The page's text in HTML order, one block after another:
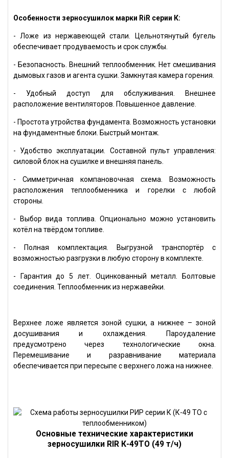
Особенности зерносушилок марки RiR серии К:
- Ложе из нержавеющей стали. Цельнотянутый бугель
обеспечивает продуваемость и срок службы.
- Безопасность. Внешний теплообменник. Нет смешивания
дымовых газов и агента сушки. Замкнутая камера горения.
- Удобный доступ для обслуживания. Внешнее
расположение вентиляторов. Повышенное давление.
- Простота утройства фундамента. Возможность установки
на фундаментные блоки. Быстрый монтаж.
- Удобство эксплуатации. Составной пульт управления:
силовой блок на сушилке и внешняя панель.
- Симметричная компановочная схема. Возможность
расположения теплообменника и горелки с любой
стороны.
- Выбор вида топлива. Опционально можно установить
котёл на твёрдом топливе.
- Полная комплектация. Выгрузной транспортёр с
возможностью разгрузки в любую сторону в комплекте.
- Гарантия до 5 лет. Оцинкованный металл. Болтовые
соединения. Теплообменник из нержавейки.
Верхнее ложе является зоной сушки, а нижнее – зоной
досушивания и охлаждения. Пароудаление
предусмотрено через технологические окна.
Перемешивание и разравнивание материала
обеспечивается при пересыпе с верхнего ложа на нижнее.
Основные технические характеристики
зерносушилки RIR К-49ТО (49 т/ч)